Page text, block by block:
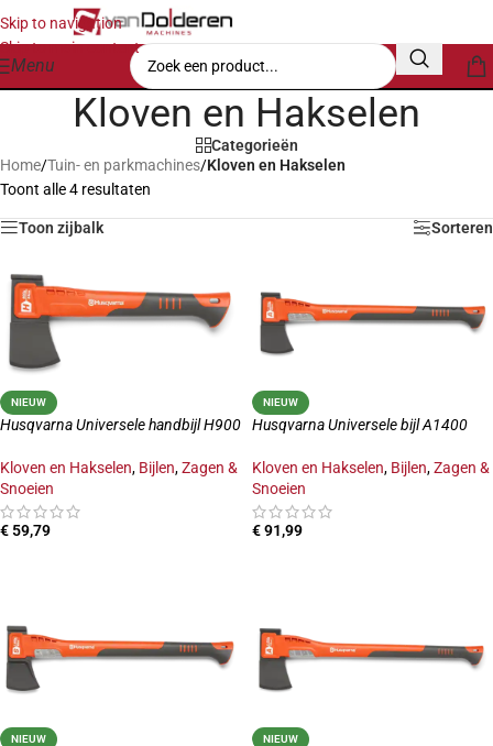
Skip to navigation
Skip to main content
Menu
Kloven en Hakselen
Categorieën
Home/Tuin- en parkmachines/Kloven en Hakselen
Toont alle 4 resultaten
Toon zijbalk Sorteren
NIEUW
Husqvarna Universele handbijl H900
Kloven en Hakselen, Bijlen,Zagen &
Snoeien
€ 59,79
NIEUW
Husqvarna Universele bijl A1400
Kloven en Hakselen, Bijlen,Zagen &
Snoeien
€91,99
NIEUW NIEUW